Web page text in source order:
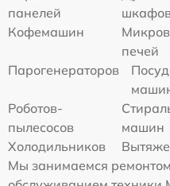
панелей
Кофемашин
печей
Парогенераторов
Роботов-
пылесосов
машин
Холодильников
Мы занимаемся